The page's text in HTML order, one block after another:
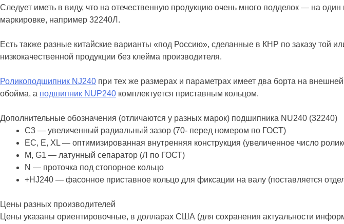
Следует иметь в виду, что на отечественную продукцию очень много подделок — на
маркировке, например 32240Л.
Есть также разные китайские варианты «под Россию», сделанные в КНР по заказу той
низкокачественной продукции без клейма производителя.
Роликоподшипник NJ240 при тех же размерах и параметрах имеет два борта на
обойма, а подшипник NUP240 комплектуется приставным кольцом.
Дополнительные обозначения (отличаются у разных марок) подшипника NU240 (32240)
С3 — увеличенный радиальный зазор (70- перед номером по ГОСТ)
EC, E, XL — оптимизированная внутренняя конструкция (увеличенное число
М, G1 — латунный сепаратор (Л по ГОСТ)
N — проточка под стопорное кольцо
+HJ240 — фасонное приставное кольцо для фиксации на валу (поставляется
Цены разных производителей
Цены указаны ориентировочные, в долларах США (для сохранения актуальности